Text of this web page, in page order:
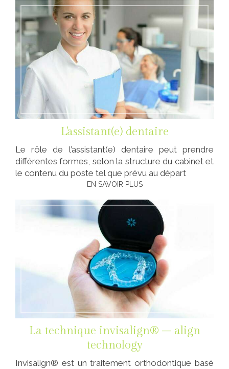
L'assistant(e) dentaire
Le rôle de l’assistant(e) dentaire peut prendre
différentes formes, selon la structure du cabinet et
le contenu du poste tel que prévu au départ
EN SAVOIR PLUS
La technique invisalign® – align
technology
Invisalign® est un traitement orthodontique basé